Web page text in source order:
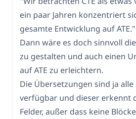
ein paar Jahren konzentriert
gesamte Entwicklung auf ATE."
Dann wäre es doch sinnvoll
zu gestalten und auch einen
auf ATE zu erleichtern.
Die Übersetzungen sind ja alle
verfügbar und dieser erkennt
Felder, außer dass keine